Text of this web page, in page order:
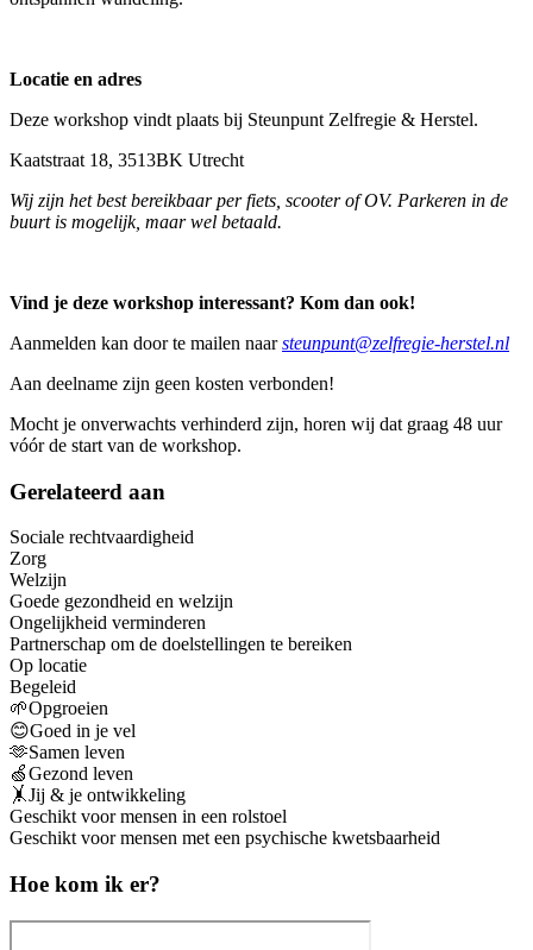
Locatie en adres
Deze workshop vindt plaats bij Steunpunt Zelfregie & Herstel.
Kaatstraat 18, 3513BK Utrecht
Wij zijn het best bereikbaar per fiets, scooter of OV. Parkeren in de
buurt is mogelijk, maar wel betaald.
Vind je deze workshop interessant? Kom dan ook!
Aanmelden kan door te mailen naarsteunpunt@zelfregie-herstel.nl
Aan deelname zijn geen kosten verbonden!
Mocht je onverwachts verhinderd zijn, horen wij dat graag 48 uur
vóór de start van de workshop.
Gerelateerd aan
Sociale rechtvaardigheid
Zorg
Welzijn
Goede gezondheid en welzijn
Ongelijkheid verminderen
Partnerschap om de doelstellingen te bereiken
Op locatie
Begeleid
🌱Opgroeien
😊Goed in je vel
🫶Samen leven
🍏Gezond leven
🤸Jij & je ontwikkeling
Geschikt voor mensen in een rolstoel
Geschikt voor mensen met een psychische kwetsbaarheid
Hoe kom ik er?